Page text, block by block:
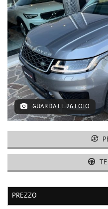
AREA COMMERCIANTI
GUARDA LE 26 FOTO
PREZZO